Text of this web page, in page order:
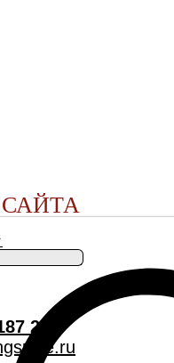
20